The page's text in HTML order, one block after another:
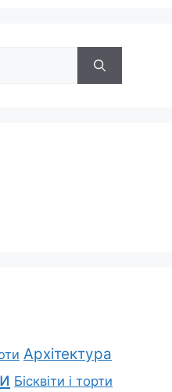
Архітектура
Бісквіти і торти